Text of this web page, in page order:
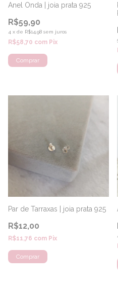
Anel Onda | joia prata 925
R$59,90
4 x de R$14,98 sem juros
R$58,70 com Pix
Comprar
Par de Tarraxas | joia prata 925
R$12,00
R$11,76 com Pix